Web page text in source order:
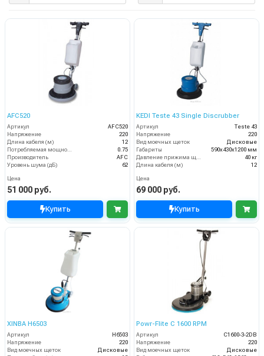
AFC520
Артикул
AFC520
Напряжение
220
Длина кабеля (м)
12
0.75
Производитель
AFC
Уровень шума (дБ)
62
Цена
51 000 руб.
Купить
KEDI Teste 43 Single Discrubber
Артикул
Teste 43
Напряжение
220
Вид моечных щеток
Дисковые
Габариты
590х430х1200 мм
40 кг
Длина кабеля (м)
12
Цена
69 000 руб.
Купить
XINBA H6503
Артикул
H6503
Напряжение
220
Вид моечных щеток
Дисковые
Powr-Flite C 1600 RPM
Артикул
C1600-3-2DB
Напряжение
220
Вид моечных щеток
Дисковые